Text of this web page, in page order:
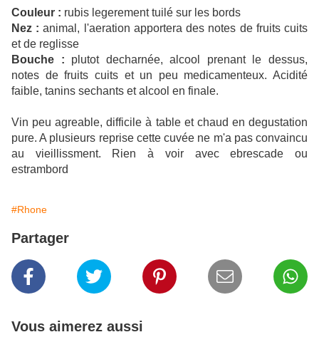
Couleur : rubis legerement tuilé sur les bords
Nez : animal, l'aeration apportera des notes de fruits cuits
et de reglisse
Bouche :
plutot decharnée, alcool prenant le dessus,
notes de fruits cuits et un peu medicamenteux. Acidité
faible, tanins sechants et alcool en finale.
Vin peu agreable, difficile à table et chaud en degustation
pure. A plusieurs reprise cette cuvée ne m'a pas convaincu
au vieillissment. Rien à voir avec ebrescade ou
estrambord
#Rhone
Partager
Vous aimerez aussi